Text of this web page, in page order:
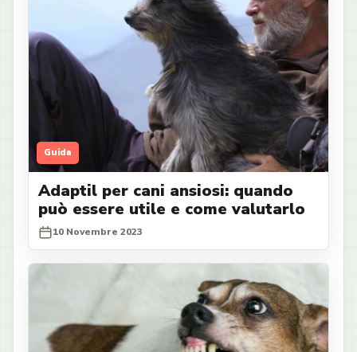
Guida
Adaptil per cani ansiosi: quando
può essere utile e come valutarlo
10 Novembre 2023